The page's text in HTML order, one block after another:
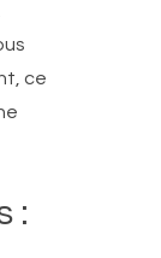
ce
: